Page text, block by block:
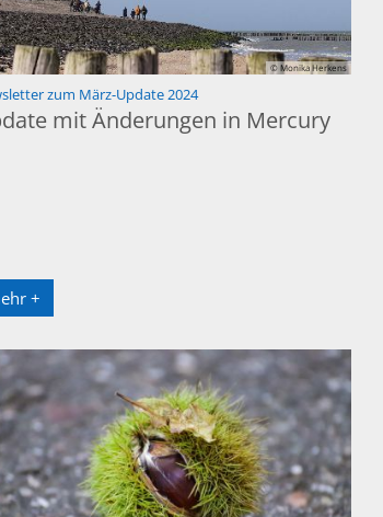
© Monika Herkens
zum März-Update 2024:
mit Änderungen in Mercury
+